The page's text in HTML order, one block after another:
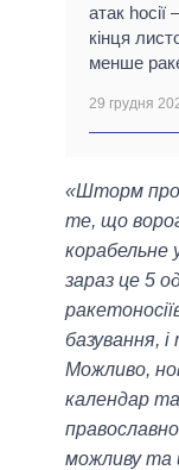
атак hосії
кінця
менше
29 грудня
«Шторм
те, що
корабельне
зараз це 5
базування,
Можливо,
календар
можливу та